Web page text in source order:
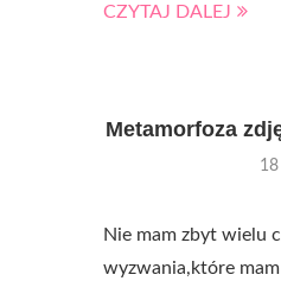
CZYTAJ DALEJ
Metamorfoza
Nie mam zbyt wielu
wyzwania,które